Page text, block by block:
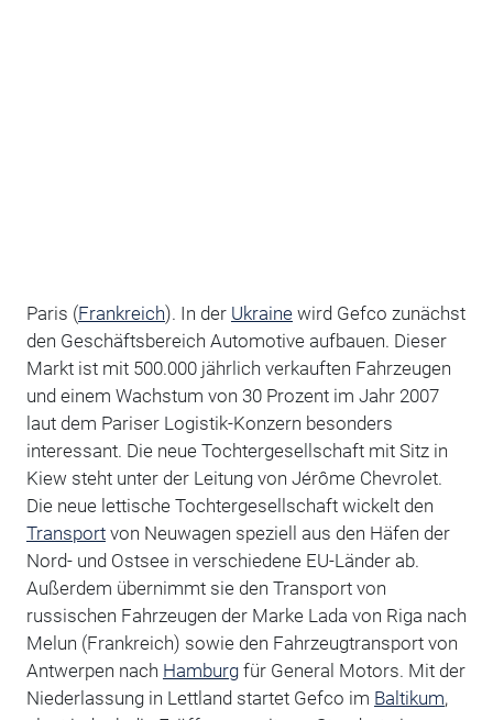
Paris (Frankreich). In der Ukrainewird Gefco zunächst
den Geschäftsbereich Automotive aufbauen. Dieser
Markt ist mit 500.000 jährlich verkauften Fahrzeugen
und einem Wachstum von 30 Prozent im Jahr 2007
laut dem Pariser Logistik-Konzern besonders
interessant. Die neue Tochtergesellschaft mit Sitz in
Kiew steht unter der Leitung von Jérôme Chevrolet.
Die neue lettische Tochtergesellschaft wickelt den
Transportvon Neuwagen speziell aus den Häfen der
Nord- und Ostsee in verschiedene EU-Länder ab.
Außerdem übernimmt sie den Transport von
russischen Fahrzeugen der Marke Lada von Riga nach
Melun (Frankreich) sowie den Fahrzeugtransport von
Antwerpen nach Hamburgfür General Motors. Mit der
Niederlassung in Lettland startet Gefco im Baltikum,